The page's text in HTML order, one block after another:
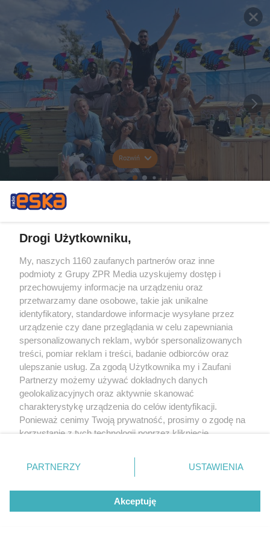
Rozwiń
Drogi Użytkowniku,
My, naszych 1160 zaufanych partnerów oraz inne
podmioty z Grupy ZPR Media uzyskujemy dostęp i
przechowujemy informacje na urządzeniu oraz
przetwarzamy dane osobowe, takie jak unikalne
identyfikatory, standardowe informacje wysyłane przez
urządzenie czy dane przeglądania w celu zapewniania
spersonalizowanych reklam, wybór spersonalizowanych
treści, pomiar reklam i treści, badanie odbiorców oraz
ulepszanie usług. Za zgodą Użytkownika my i Zaufani
Partnerzy możemy używać dokładnych danych
geolokalizacyjnych oraz aktywnie skanować
charakterystykę urządzenia do celów identyfikacji.
Ponieważ cenimy Twoją prywatność, prosimy o zgodę na
korzystanie z tych technologii poprzez kliknięcie
zmienić/wycofać klikając przycisk ustawień prywatności
znajdujący się w lewym dolnym rogu strony
rodzaje przetwarzania danych nie wymagają zgody
użytkownika, ale masz prawo sprzeciwić się takiemu
przetwarzaniu. Preferencje będą miały zastosowanie tylko
PARTNERZY USTAWIENIA
Akceptuję